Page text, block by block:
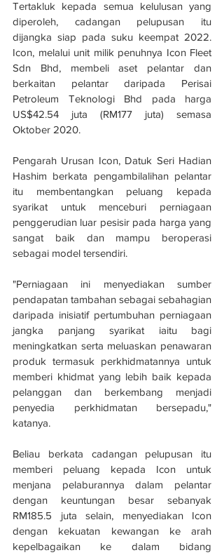
Tertakluk kepada semua kelulusan yang
diperoleh, cadangan pelupusan itu
dijangka siap pada suku keempat 2022.
Icon, melalui unit milik penuhnya Icon Fleet
Sdn Bhd, membeli aset pelantar dan
berkaitan pelantar daripada Perisai
Petroleum Teknologi Bhd pada harga
US$42.54 juta (RM177 juta) semasa
Oktober 2020.
Pengarah Urusan Icon, Datuk Seri Hadian
Hashim berkata pengambilalihan pelantar
itu membentangkan peluang kepada
syarikat untuk menceburi perniagaan
penggerudian luar pesisir pada harga yang
sangat baik dan mampu beroperasi
sebagai model tersendiri.
"Perniagaan ini menyediakan sumber
pendapatan tambahan sebagai sebahagian
daripada inisiatif pertumbuhan perniagaan
jangka panjang syarikat iaitu bagi
meningkatkan serta meluaskan penawaran
produk termasuk perkhidmatannya untuk
memberi khidmat yang lebih baik kepada
pelanggan dan berkembang menjadi
penyedia perkhidmatan bersepadu,"
katanya.
Beliau berkata cadangan pelupusan itu
memberi peluang kepada Icon untuk
menjana pelaburannya dalam pelantar
dengan keuntungan besar sebanyak
RM185.5 juta selain, menyediakan Icon
dengan kekuatan kewangan ke arah
kepelbagaikan ke dalam bidang